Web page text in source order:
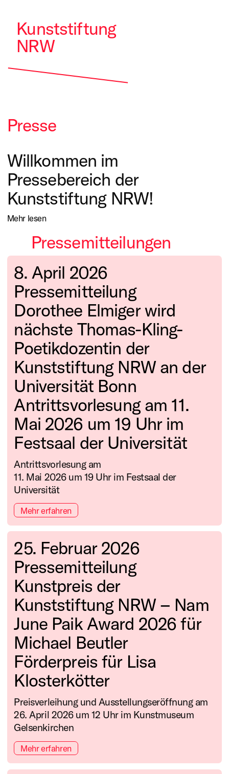
Kunststiftung
NRW
Presse
Willkommen im
Pressebereich der
Kunststiftung NRW!
Mehr lesen
Pressemitteilungen
8. April 2026
Pressemitteilung
Dorothee Elmiger wird
nächste Thomas-Kling-
Poetikdozentin der
Kunststiftung NRW an der
Universität Bonn
Antrittsvorlesung am 11.
Mai 2026 um 19 Uhr im
Festsaal der Universität
Antrittsvorlesung am
11. Mai 2026 um 19 Uhr im Festsaal der
Universität
Mehr erfahren
25. Februar 2026
Pressemitteilung
Kunstpreis der
Kunststiftung NRW – Nam
June Paik Award 2026 für
Michael Beutler
Förderpreis für Lisa
Klosterkötter
Preisverleihung und Ausstellungseröffnung am
26. April 2026 um 12 Uhr im Kunstmuseum
Gelsenkirchen
Mehr erfahren